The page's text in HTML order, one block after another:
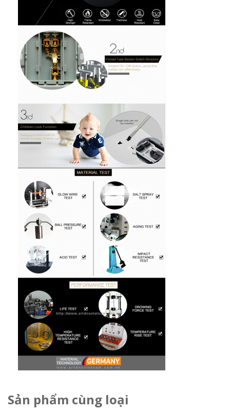
Sản phẩm cùng loại